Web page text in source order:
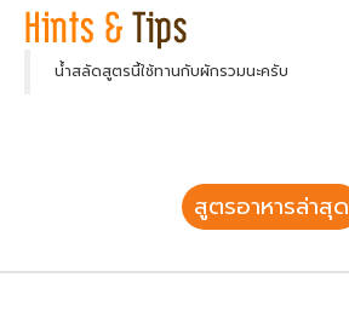
น้ำสลัดสูตรนี้ใช้ทานกับผักรวมนะครับ
สูตรอาหารล่าสุด